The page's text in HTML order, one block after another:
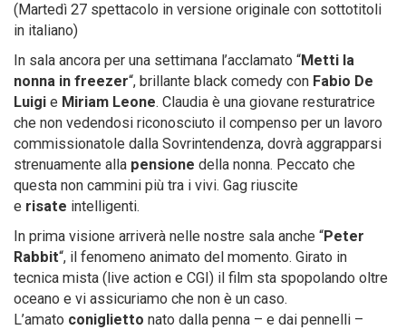
(Martedì 27 spettacolo in versione originale con sottotitoli
in italiano)
In sala ancora per una settimana l’acclamato “Metti la
nonna in freezer“, brillante black comedy con Fabio De
Luigi e Miriam Leone. Claudia è una giovane resturatrice
che non vedendosi riconosciuto il compenso per un lavoro
commissionatole dalla Sovrintendenza, dovrà aggrapparsi
strenuamente alla pensione della nonna. Peccato che
questa non cammini più tra i vivi. Gag riuscite
e risate intelligenti.
In prima visione arriverà nelle nostre sala anche “Peter
Rabbit“, il fenomeno animato del momento. Girato in
tecnica mista (live action e CGI) il film sta spopolando oltre
oceano e vi assicuriamo che non è un caso.
L’amato coniglietto nato dalla penna – e dai pennelli –